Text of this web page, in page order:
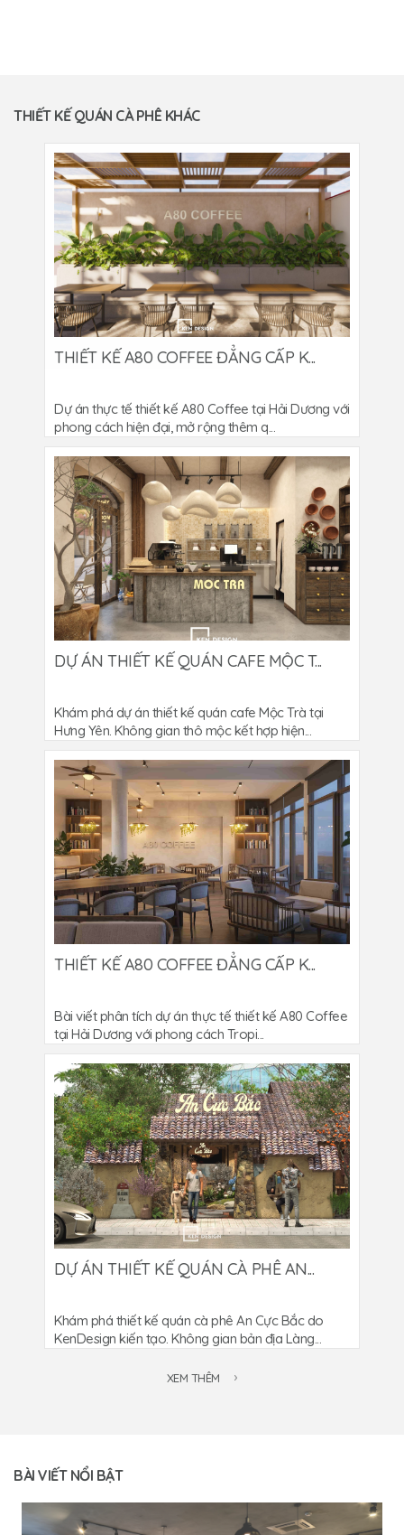
THIẾT KẾ QUÁN CÀ PHÊ KHÁC
THIẾT KẾ A80 COFFEE ĐẲNG CẤP K...
Dự án thực tế thiết kế A80 Coffee tại Hải Dương với
phong cách hiện đại, mở rộng thêm q...
DỰ ÁN THIẾT KẾ QUÁN CAFE MỘC T...
Khám phá dự án thiết kế quán cafe Mộc Trà tại
Hưng Yên. Không gian thô mộc kết hợp hiện...
THIẾT KẾ A80 COFFEE ĐẲNG CẤP K...
Bài viết phân tích dự án thực tế thiết kế A80 Coffee
tại Hải Dương với phong cách Tropi...
DỰ ÁN THIẾT KẾ QUÁN CÀ PHÊ AN...
Khám phá thiết kế quán cà phê An Cực Bắc do
KenDesign kiến tạo. Không gian bản địa Làng...
XEM THÊM
BÀI VIẾT NỔI BẬT